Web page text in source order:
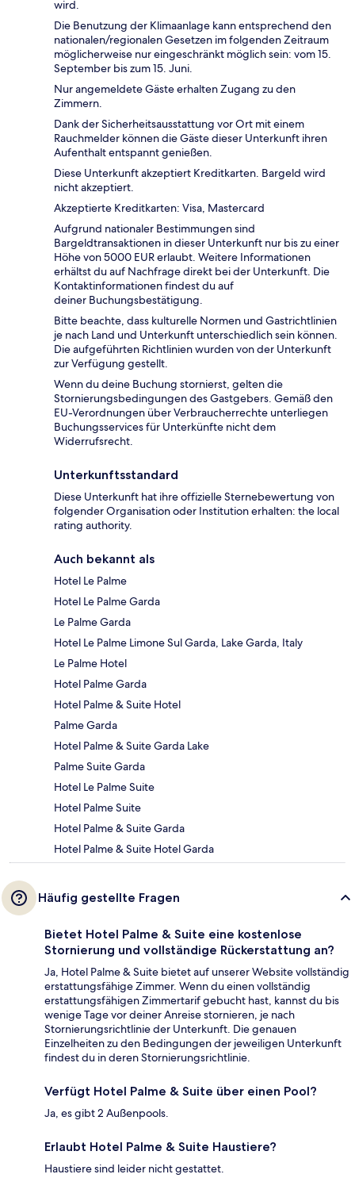
wird.
Die Benutzung der Klimaanlage kann entsprechend den
nationalen/regionalen Gesetzen im folgenden Zeitraum
möglicherweise nur eingeschränkt möglich sein: vom 15.
September bis zum 15. Juni.
Nur angemeldete Gäste erhalten Zugang zu den
Zimmern.
Dank der Sicherheitsausstattung vor Ort mit einem
Rauchmelder können die Gäste dieser Unterkunft ihren
Aufenthalt entspannt genießen.
Diese Unterkunft akzeptiert Kreditkarten. Bargeld wird
nicht akzeptiert.
Akzeptierte Kreditkarten: Visa, Mastercard
Aufgrund nationaler Bestimmungen sind
Bargeldtransaktionen in dieser Unterkunft nur bis zu einer
Höhe von 5000 EUR erlaubt. Weitere Informationen
erhältst du auf Nachfrage direkt bei der Unterkunft. Die
Kontaktinformationen findest du auf
deiner Buchungsbestätigung.
Bitte beachte, dass kulturelle Normen und Gastrichtlinien
je nach Land und Unterkunft unterschiedlich sein können.
Die aufgeführten Richtlinien wurden von der Unterkunft
zur Verfügung gestellt.
Wenn du deine Buchung stornierst, gelten die
Stornierungsbedingungen des Gastgebers. Gemäß den
EU-Verordnungen über Verbraucherrechte unterliegen
Buchungsservices für Unterkünfte nicht dem
Widerrufsrecht.
Unterkunftsstandard
Diese Unterkunft hat ihre offizielle Sternebewertung von
folgender Organisation oder Institution erhalten: the local
rating authority.
Auch bekannt als
Hotel Le Palme
Hotel Le Palme Garda
Le Palme Garda
Hotel Le Palme Limone Sul Garda, Lake Garda, Italy
Le Palme Hotel
Hotel Palme Garda
Hotel Palme & Suite Hotel
Palme Garda
Hotel Palme & Suite Garda Lake
Palme Suite Garda
Hotel Le Palme Suite
Hotel Palme Suite
Hotel Palme & Suite Garda
Hotel Palme & Suite Hotel Garda
Häufig gestellte Fragen
Bietet Hotel Palme & Suite eine kostenlose
Stornierung und vollständige Rückerstattung an?
Ja, Hotel Palme & Suite bietet auf unserer Website vollständig
erstattungsfähige Zimmer. Wenn du einen vollständig
erstattungsfähigen Zimmertarif gebucht hast, kannst du bis
wenige Tage vor deiner Anreise stornieren, je nach
Stornierungsrichtlinie der Unterkunft. Die genauen
Einzelheiten zu den Bedingungen der jeweiligen Unterkunft
findest du in deren Stornierungsrichtlinie.
Verfügt Hotel Palme & Suite über einen Pool?
Ja, es gibt 2 Außenpools.
Erlaubt Hotel Palme & Suite Haustiere?
Haustiere sind leider nicht gestattet.